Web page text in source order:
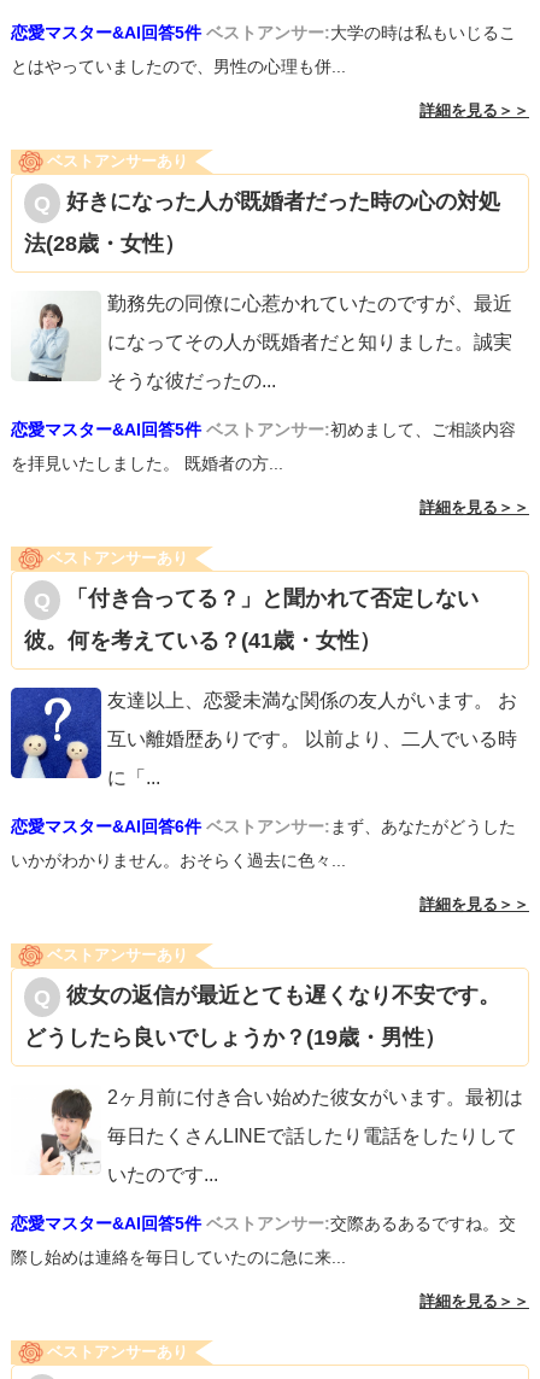
恋愛マスター&AI回答5件 ベストアンサー:大学の時は私もいじるこ
とはやっていましたので、男性の心理も併...
詳細を見る＞＞
ベストアンサーあり
好きになった人が既婚者だった時の心の対処
法(28歳・女性）
勤務先の同僚に心惹かれていたのですが、最近
になってその人が既婚者だと知りました。誠実
そうな彼だったの...
恋愛マスター&AI回答5件 ベストアンサー:初めまして、ご相談内容
を拝見いたしました。 既婚者の方...
詳細を見る＞＞
ベストアンサーあり
「付き合ってる？」と聞かれて否定しない
彼。何を考えている？(41歳・女性）
友達以上、恋愛未満な関係の友人がいます。 お
互い離婚歴ありです。 以前より、二人でいる時
に「 ...
恋愛マスター&AI回答6件 ベストアンサー:まず、あなたがどうした
いかがわかりません。おそらく過去に色々...
詳細を見る＞＞
ベストアンサーあり
彼女の返信が最近とても遅くなり不安です。
どうしたら良いでしょうか？(19歳・男性）
2ヶ月前に付き合い始めた彼女がいます。最初は
毎日たくさんLINEで話したり電話をしたりして
いたのです...
恋愛マスター&AI回答5件 ベストアンサー:交際あるあるですね。交
際し始めは連絡を毎日していたのに急に来...
詳細を見る＞＞
ベストアンサーあり